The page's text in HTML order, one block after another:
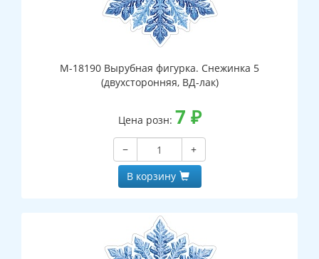
М-18190 Вырубная фигурка. Снежинка 5
(двухсторонняя, ВД-лак)
Цена розн: 7 ₽
−
+
В корзину